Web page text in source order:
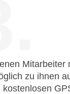
Mitarbeiter
zu ihnen
kostenlosen